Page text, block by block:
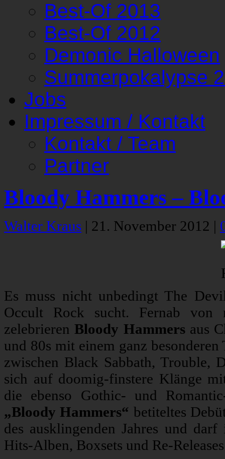
Best-Of 2013
Best-Of 2012
Demonic Halloween
Summerpokalypse
Jobs
Impressum / Kontakt
Kontakt / Team
Partner
Bloody Hammers –
Walter Kraus | 21. November 2012 |
Es muss nicht unbedingt The
Occult Rock sucht. Fernab von
zelebrierenBloody Hammersaus
und 80s mit einem ganz
zwischen Black Sabbath, Trouble,
sich auf doomig-finstere Klänge
die ebenso Gothic- und
„Bloody Hammers“ betiteltes
des ausklingenden Jahres und
Hits-Alben, Boxsets und Re-